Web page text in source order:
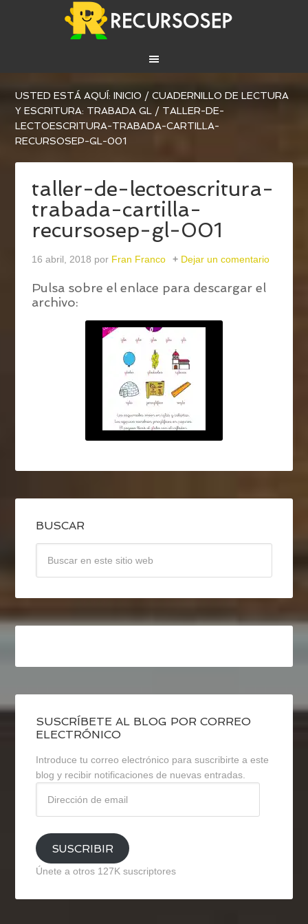
USTED ESTÁ AQUÍ:INICIO / CUADERNILLO DE LECTURA
Y ESCRITURA: TRABADA GL / TALLER-DE-
LECTOESCRITURA-TRABADA-CARTILLA-
RECURSOSEP-GL-001
taller-de-lectoescritura-
trabada-cartilla-
recursosep-gl-001
16 abril, 2018 por Fran Franco Dejar un comentario
Pulsa sobre el enlace para descargar el
archivo:
BUSCAR
SUSCRÍBETE AL BLOG POR CORREO
ELECTRÓNICO
Introduce tu correo electrónico para suscribirte a este
blog y recibir notificaciones de nuevas entradas.
email
SUSCRIBIR
Únete a otros 127K suscriptores